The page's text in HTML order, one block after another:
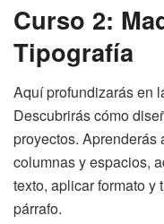
Curso 2:
Tipografía
Aquí profundizarás en
Descubrirás cómo
proyectos. Aprenderás
columnas y espacios,
texto, aplicar formato y
párrafo.